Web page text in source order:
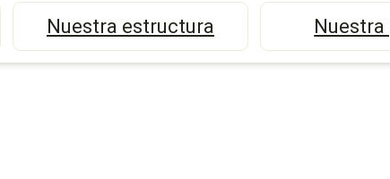
Nuestra estructura